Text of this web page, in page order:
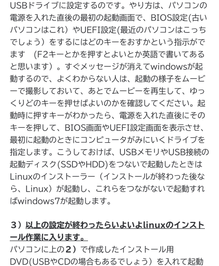
USBドライブに設定するのです。やり方は、パソコンの
電源を入れた直後の最初の起動画面で、BIOS設定(古い
パソコンはこれ）やUEFI設定(最近のパソコンはこっち
でしょう）をするにはどのキーをおすかという指示がで
ます (F2キーとかを押すとよいとか英語で書いてある
と思います）。すぐメッセージが消えてwindowsが起
動するので、よくわからない人は、起動の様子をムービ
ーで撮影しておいて、あとでムービーを再生して、ゆっ
くりどのキーを押せばよいのかを確認してください。起
動時に押すキーがわかったら、電源を入れた直後にその
キーを押して、BIOS画面やUEFI設定画面を表示させ、
最初に起動のときにコンピュータがみにいくドライブを
指定します。こうしておけば、USBメモリやUSB接続の
起動ディスク(SSDやHDD)をつないで起動したときは
Linuxのインストーラー（インストールが終わった後な
ら、Linux）が起動し、これらをつながないで起動すれ
ばwindows7が起動します。
３） 以上の設定が終わったらいよいよlinuxのインスト
ール作業に入ります。
パソコンに上の ２） で作成したインストール用
DVD(USBやCDの場合もあるでしょう）を入れて起動